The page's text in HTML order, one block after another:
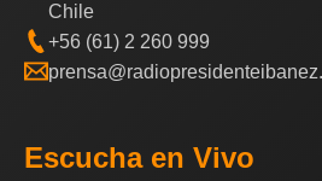
Chile
+56 (61) 2 260 999
Escucha en Vivo